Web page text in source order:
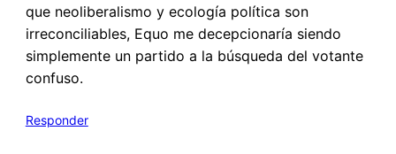
que neoliberalismo y ecología política son
irreconciliables, Equo me decepcionaría siendo
simplemente un partido a la búsqueda del votante
confuso.
Responder